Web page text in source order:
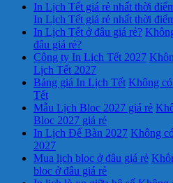
In Lịch Tết giá rẻ nhất thời
In Lịch Tết giá rẻ nhất thời
In Lịch Tết ở đâu giá rẻ?
đâu giá rẻ?
Công ty In Lịch Tết 2027
Lịch Tết 2027
Bảng giá In Lịch Tết Không
Tết
Mẫu Lịch Bloc 2027 giá rẻ
Bloc 2027 giá rẻ
In Lịch Để Bàn 2027 Không
2027
Mua lịch bloc ở đâu giá rẻ
bloc ở đâu giá rẻ